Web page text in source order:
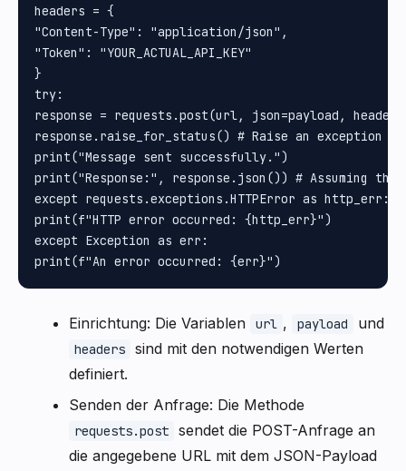
headers = {
"Content-Type": "application/json",
"Token": "YOUR_ACTUAL_API_KEY"
}
try:
response = requests.post(url, json=payload,
response.raise_for_status() # Raise an exception
print("Message sent successfully.")
print("Response:", response.json()) # Assuming the
except requests.exceptions.HTTPError as http_err:
print(f"HTTP error occurred: {http_err}")
except Exception as err:
Einrichtung: Die Variablen url , payload und
headers
sind mit den notwendigen Werten
definiert.
Senden der Anfrage: Die Methode
requests.post
sendet die POST-Anfrage an
die angegebene URL mit dem JSON-Payload